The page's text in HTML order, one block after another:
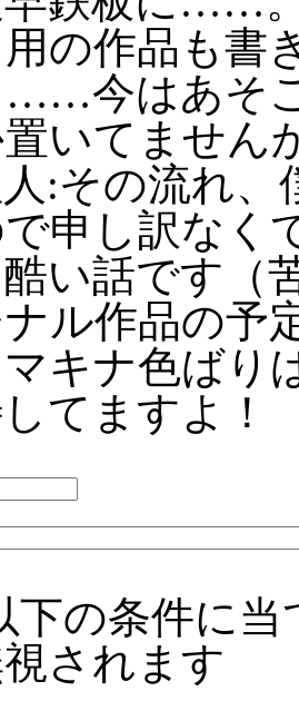
の作品も書
……今はあそ
置いてませ
:その流れ、
申し訳なく
い話です（
ナル作品の予
キナ色ばり
てますよ！
下の条件に
視されます